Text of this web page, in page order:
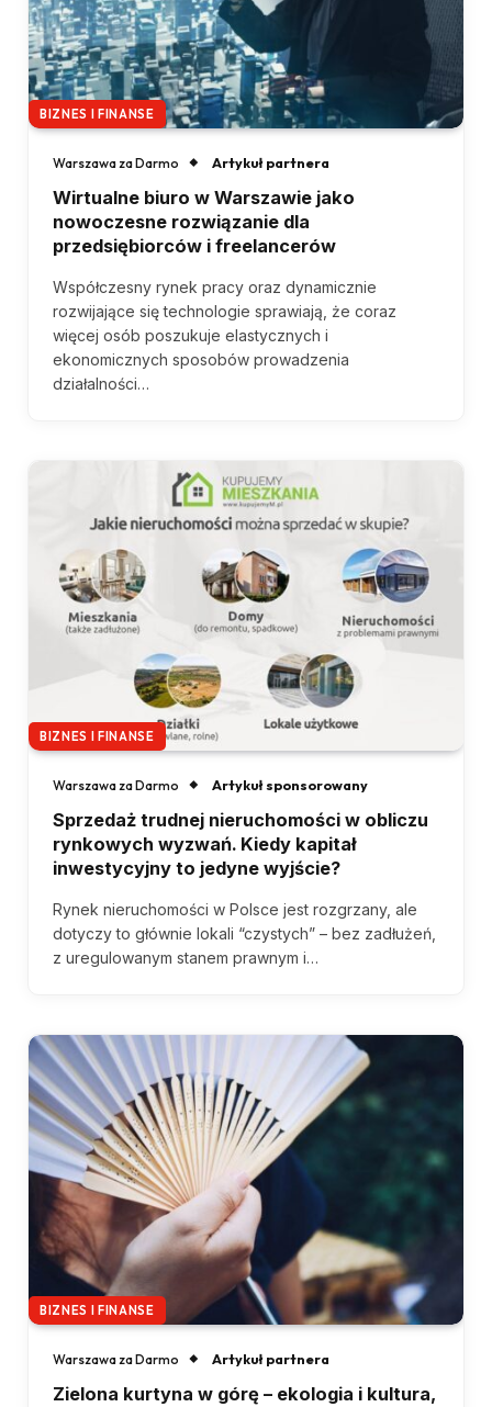
BIZNES I FINANSE
Warszawa za Darmo Artykuł partnera
Wirtualne biuro w Warszawie jako
nowoczesne rozwiązanie dla
przedsiębiorców i freelancerów
Współczesny rynek pracy oraz dynamicznie
rozwijające się technologie sprawiają, że coraz
więcej osób poszukuje elastycznych i
ekonomicznych sposobów prowadzenia
działalności…
BIZNES I FINANSE
Warszawa za Darmo Artykuł sponsorowany
Sprzedaż trudnej nieruchomości w obliczu
rynkowych wyzwań. Kiedy kapitał
inwestycyjny to jedyne wyjście?
Rynek nieruchomości w Polsce jest rozgrzany, ale
dotyczy to głównie lokali “czystych” – bez zadłużeń,
z uregulowanym stanem prawnym i…
BIZNES I FINANSE
Warszawa za Darmo Artykuł partnera
Zielona kurtyna w górę – ekologia i kultura,